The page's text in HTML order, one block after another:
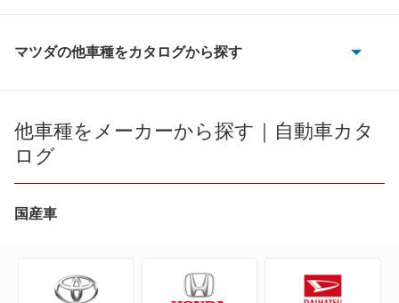
AZ-オフロード
AZワゴン カスタムスタイル
スクラムダンプ
スピアーノ
マツダの他車種をカタログから探す
AZ-3
AZ-オフロード
AZ-ワゴン
他車種をメーカーから探す｜自動車カタ
ログ
国産車